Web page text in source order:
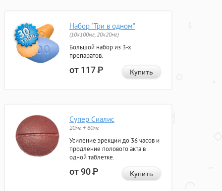
Набор "Три в одном"
(10x100мг, 20x20мг)
Большой набор из 3-х
препаратов.
от 117Р Купить
Супер Сиалис
20мг + 60мг
Усиление эрекции до 36 часов и
продление полового акта в
одной таблетке.
от 90Р Купить